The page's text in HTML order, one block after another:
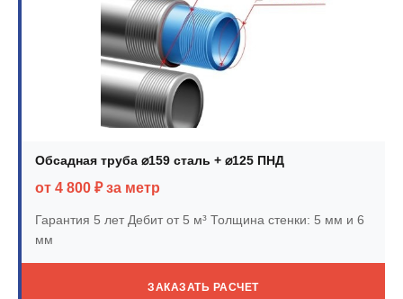
Обсадная труба ⌀159 сталь + ⌀125 ПНД
от 4 800 ₽ за метр
Гарантия 5 летДебит от 5 м³ Толщина стенки: 5 мм и 6
мм
ЗАКАЗАТЬ РАСЧЕТ